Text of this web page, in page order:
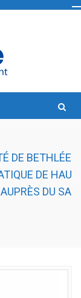
DE BETHLÉE
DE HAU
DU SA